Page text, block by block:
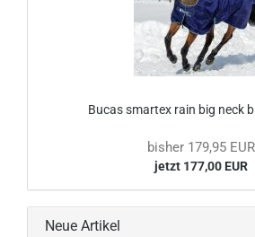
Bucas smartex rain big neck
bisher 179,95 EUR
jetzt 177,00 EUR
Neue Artikel